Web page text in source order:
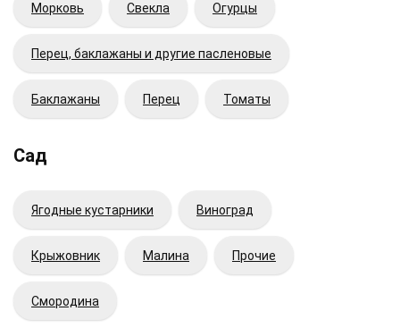
Морковь Свекла Огурцы
Перец, баклажаны и другие пасленовые
Баклажаны Перец Томаты
Сад
Ягодные кустарники Виноград
Крыжовник Малина Прочие
Смородина